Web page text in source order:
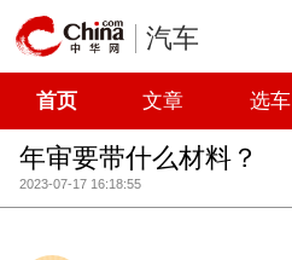
汽车
首页 文章 选车
年审要带什么材料？
2023-07-17 16:18:55